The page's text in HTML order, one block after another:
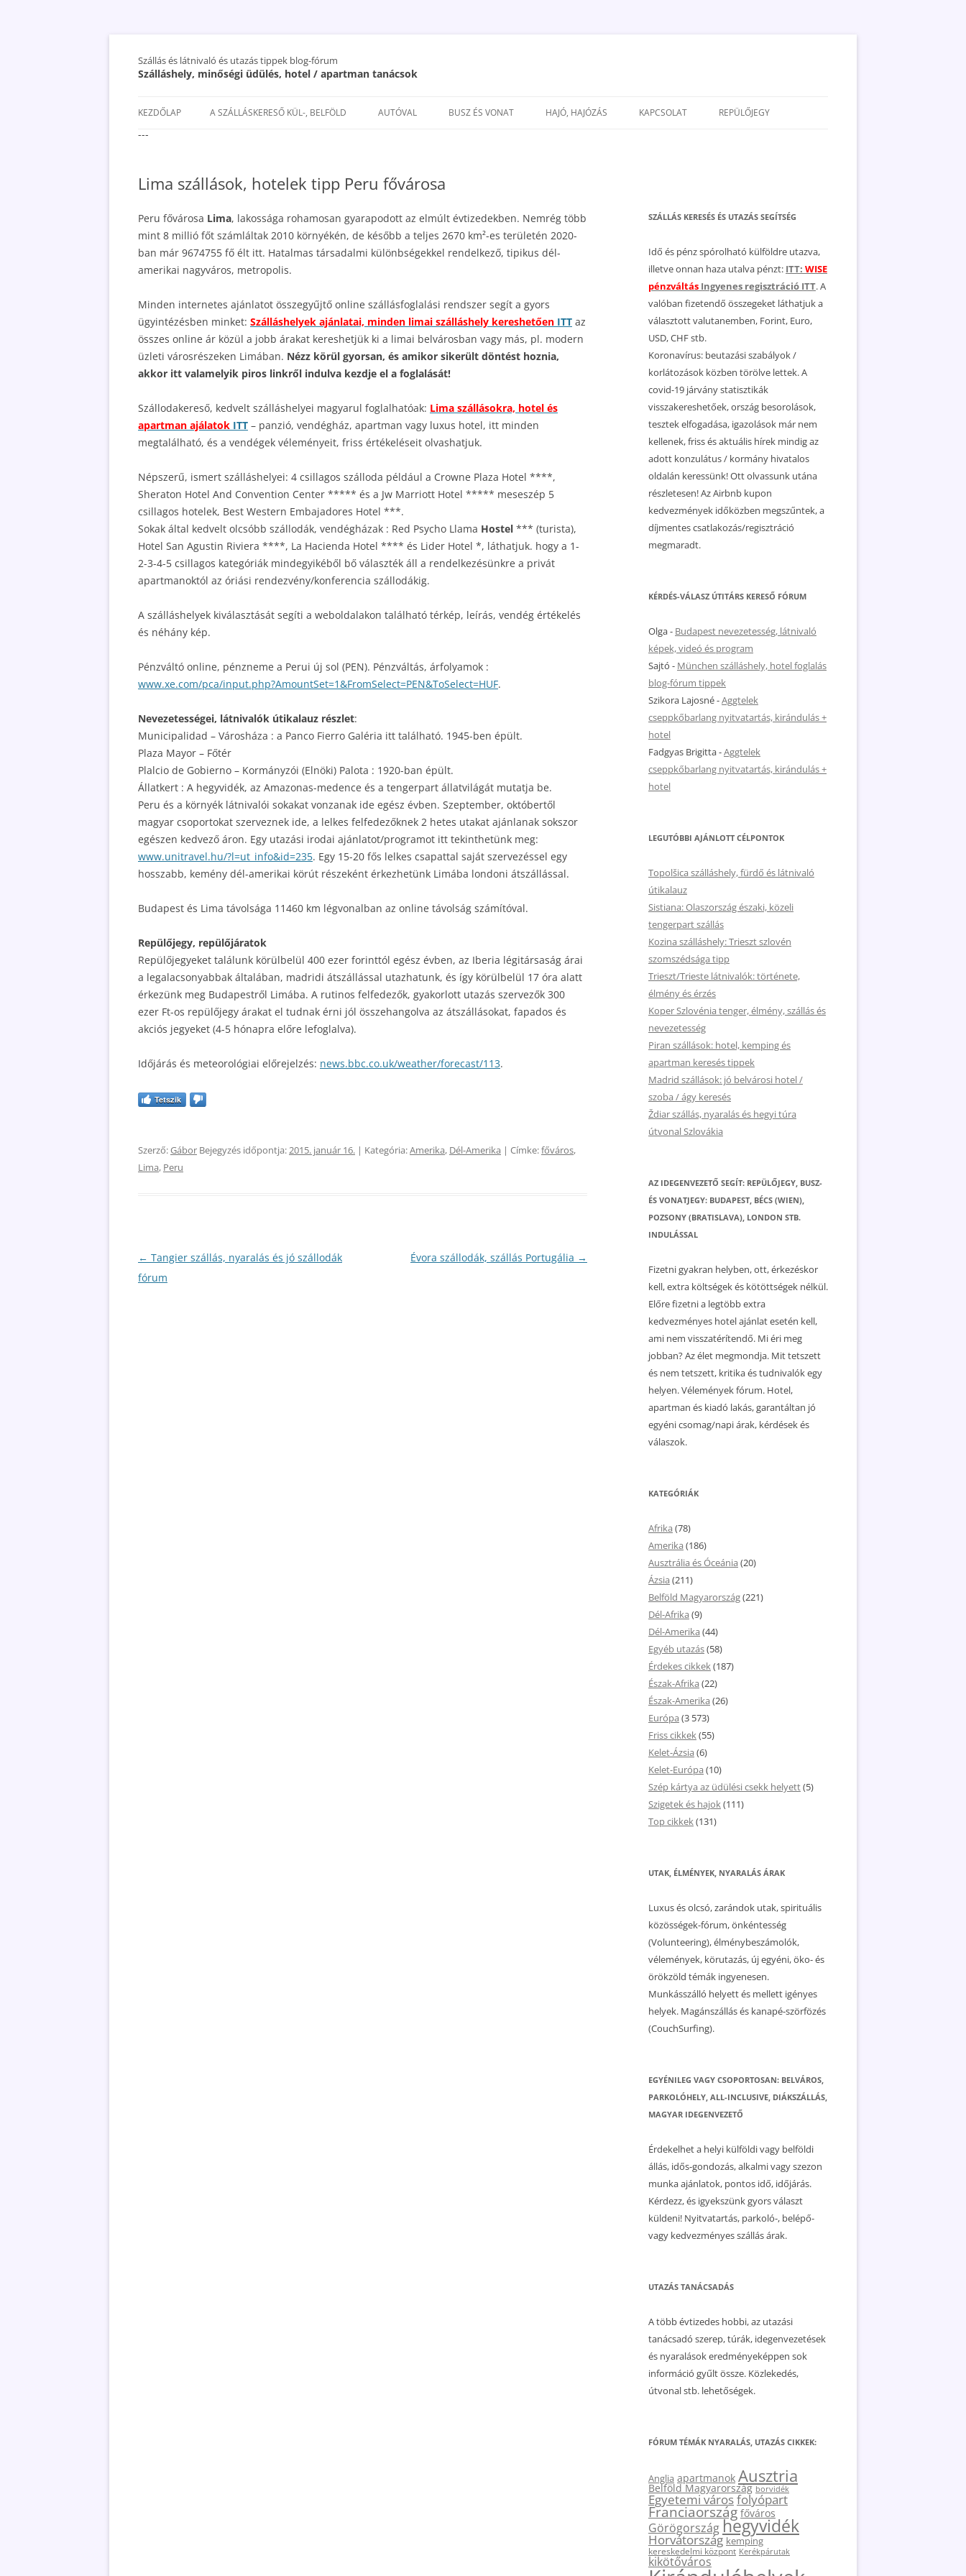
Szállás és látnivaló és utazás tippek blog-fórum
Szálláshely, minőségi üdülés, hotel / apartman tanácsok
a
KEZDŐLAP A SZÁLLÁSKERESŐ KÜL-, BELFÖLD AUTÓVAL BUSZ ÉS VONAT HAJÓ, HAJÓZÁS KAPCSOLAT REPÜLŐJEGY
---
Lima szállások, hotelek tipp Peru fővárosa
Peru fővárosa Lima, lakossága rohamosan gyarapodott az elmúlt évtizedekben. Nemrég több
mint 8 millió főt számláltak 2010 környékén, de később a teljes 2670 km²-es területén 2020-
ban már 9674755 fő élt itt. Hatalmas társadalmi különbségekkel rendelkező, tipikus dél-
amerikai nagyváros, metropolis.
Minden internetes ajánlatot összegyűjtő online szállásfoglalási rendszer segít a gyors
ügyintézésben minket: Szálláshelyek ajánlatai, minden limai szálláshely kereshetően ITT az
összes online ár közül a jobb árakat kereshetjük ki a limai belvárosban vagy más, pl. modern
üzleti városrészeken Limában. Nézz körül gyorsan, és amikor sikerült döntést hoznia,
akkor itt valamelyik piros linkről indulva kezdje el a foglalását!
Szállodakereső, kedvelt szálláshelyei magyarul foglalhatóak: Lima szállásokra, hotel és
apartman ajálatok ITT – panzió, vendégház, apartman vagy luxus hotel, itt minden
megtalálható, és a vendégek véleményeit, friss értékeléseit olvashatjuk.
Népszerű, ismert szálláshelyei: 4 csillagos szálloda például a Crowne Plaza Hotel ****,
Sheraton Hotel And Convention Center ***** és a Jw Marriott Hotel ***** meseszép 5
csillagos hotelek, Best Western Embajadores Hotel ***.
Sokak által kedvelt olcsóbb szállodák, vendégházak : Red Psycho Llama Hostel *** (turista),
Hotel San Agustin Riviera ****, La Hacienda Hotel **** és Lider Hotel *, láthatjuk. hogy a 1-
2-3-4-5 csillagos kategóriák mindegyikéből bő választék áll a rendelkezésünkre a privát
apartmanoktól az óriási rendezvény/konferencia szállodákig.
A szálláshelyek kiválasztását segíti a weboldalakon található térkép, leírás, vendég értékelés
és néhány kép.
Pénzváltó online, pénzneme a Perui új sol (PEN). Pénzváltás, árfolyamok :
www.xe.com/pca/input.php?AmountSet=1&FromSelect=PEN&ToSelect=HUF.
Nevezetességei, látnivalók útikalauz részlet:
Municipalidad – Városháza : a Panco Fierro Galéria itt található. 1945-ben épült.
Plaza Mayor – Főtér
Plalcio de Gobierno – Kormányzói (Elnöki) Palota : 1920-ban épült.
Állatkert : A hegyvidék, az Amazonas-medence és a tengerpart állatvilágát mutatja be.
Peru és a környék látnivalói sokakat vonzanak ide egész évben. Szeptember, októbertől
magyar csoportokat szerveznek ide, a lelkes felfedezőknek 2 hetes utakat ajánlanak sokszor
egészen kedvező áron. Egy utazási irodai ajánlatot/programot itt tekinthetünk meg:
www.unitravel.hu/?l=ut_info&id=235. Egy 15-20 fős lelkes csapattal saját szervezéssel egy
hosszabb, kemény dél-amerikai körút részeként érkezhetünk Limába londoni átszállással.
Budapest és Lima távolsága 11460 km légvonalban az online távolság számítóval.
Repülőjegy, repülőjáratok
Repülőjegyeket találunk körülbelül 400 ezer forinttól egész évben, az Iberia légitársaság árai
a legalacsonyabbak általában, madridi átszállással utazhatunk, és így körülbelül 17 óra alatt
érkezünk meg Budapestről Limába. A rutinos felfedezők, gyakorlott utazás szervezők 300
ezer Ft-os repülőjegy árakat el tudnak érni jól összehangolva az átszállásokat, fapados és
akciós jegyeket (4-5 hónapra előre lefoglalva).
Időjárás és meteorológiai előrejelzés: news.bbc.co.uk/weather/forecast/113.
Tetszik
Szerző:Gábor Bejegyzés időpontja:2015. január 16. | Kategória:Amerika, Dél-Amerika | Címke:főváros,
Lima, Peru
Bejegyzés
navigáció
← Tangier szállás, nyaralás és jó szállodák
fórum
Évora szállodák, szállás Portugália →
SZÁLLÁS KERESÉS ÉS UTAZÁS SEGÍTSÉG
Idő és pénz spórolható külföldre utazva,
illetve onnan haza utalva pénzt: ITT: WISE
pénzváltás Ingyenes regisztráció ITT. A
valóban fizetendő összegeket láthatjuk a
választott valutanemben, Forint, Euro,
USD, CHF stb.
Koronavírus: beutazási szabályok /
korlátozások közben törölve lettek. A
covid-19 járvány statisztikák
visszakereshetőek, ország besorolások,
tesztek elfogadása, igazolások már nem
kellenek, friss és aktuális hírek mindig az
adott konzulátus / kormány hivatalos
oldalán keressünk! Ott olvassunk utána
részletesen! Az Airbnb kupon
kedvezmények időközben megszűntek, a
díjmentes csatlakozás/regisztráció
megmaradt.
KÉRDÉS-VÁLASZ ÚTITÁRS KERESŐ FÓRUM
Olga- Budapest nevezetesség, látnivaló
képek, videó és program
Sajtó - München szálláshely, hotel foglalás
blog-fórum tippek
Szikora Lajosné-Aggtelek
cseppkőbarlang nyitvatartás, kirándulás +
hotel
Fadgyas Brigitta-Aggtelek
cseppkőbarlang nyitvatartás, kirándulás +
hotel
LEGUTÓBBI AJÁNLOTT CÉLPONTOK
Topolšica szálláshely, fürdő és látnivaló
útikalauz
Sistiana: Olaszország északi, közeli
tengerpart szállás
Kozina szálláshely: Trieszt szlovén
szomszédsága tipp
Trieszt/Trieste látnivalók: története,
élmény és érzés
Koper Szlovénia tenger, élmény, szállás és
nevezetesség
Piran szállások: hotel, kemping és
apartman keresés tippek
Madrid szállások: jó belvárosi hotel /
szoba / ágy keresés
Ždiar szállás, nyaralás és hegyi túra
útvonal Szlovákia
AZ IDEGENVEZETŐ SEGÍT: REPÜLŐJEGY, BUSZ-
ÉS VONATJEGY: BUDAPEST, BÉCS (WIEN),
POZSONY (BRATISLAVA), LONDON STB.
INDULÁSSAL
Fizetni gyakran helyben, ott, érkezéskor
kell, extra költségek és kötöttségek nélkül.
Előre fizetni a legtöbb extra
kedvezményes hotel ajánlat esetén kell,
ami nem visszatérítendő. Mi éri meg
jobban? Az élet megmondja. Mit tetszett
és nem tetszett, kritika és tudnivalók egy
helyen. Vélemények fórum. Hotel,
apartman és kiadó lakás, garantáltan jó
egyéni csomag/napi árak, kérdések és
válaszok.
KATEGÓRIÁK
Afrika (78)
Amerika (186)
Ausztrália és Óceánia (20)
Ázsia (211)
Belföld Magyarország(221)
Dél-Afrika (9)
Dél-Amerika (44)
Egyéb utazás(58)
Érdekes cikkek(187)
Észak-Afrika (22)
Észak-Amerika (26)
Európa (3 573)
Friss cikkek(55)
Kelet-Ázsia (6)
Kelet-Európa (10)
Szép kártya az üdülési csekk helyett(5)
Szigetek és hajok(111)
Top cikkek(131)
UTAK, ÉLMÉNYEK, NYARALÁS ÁRAK
Luxus és olcsó, zarándok utak, spirituális
közösségek-fórum, önkéntesség
(Volunteering), élménybeszámolók,
vélemények, körutazás, új egyéni, öko- és
örökzöld témák ingyenesen.
Munkásszálló helyett és mellett igényes
helyek. Magánszállás és kanapé-szörfözés
(CouchSurfing).
EGYÉNILEG VAGY CSOPORTOSAN: BELVÁROS,
PARKOLÓHELY, ALL-INCLUSIVE, DIÁKSZÁLLÁS,
MAGYAR IDEGENVEZETŐ
Érdekelhet a helyi külföldi vagy belföldi
állás, idős-gondozás, alkalmi vagy szezon
munka ajánlatok, pontos idő, időjárás.
Kérdezz, és igyekszünk gyors választ
küldeni! Nyitvatartás, parkoló-, belépő-
vagy kedvezményes szállás árak.
UTAZÁS TANÁCSADÁS
A több évtizedes hobbi, az utazási
tanácsadó szerep, túrák, idegenvezetések
és nyaralások eredményeképpen sok
információ gyűlt össze. Közlekedés,
útvonal stb. lehetőségek.
FÓRUM TÉMÁK NYARALÁS, UTAZÁS CIKKEK:
Anglia apartmanok Ausztria
Belföld Magyarország borvidék
Egyetemi városfolyópart
Franciaország főváros
Görögországhegyvidék
Horvátország kemping
kereskedelmi központ Kerékpárutak
kikötőváros